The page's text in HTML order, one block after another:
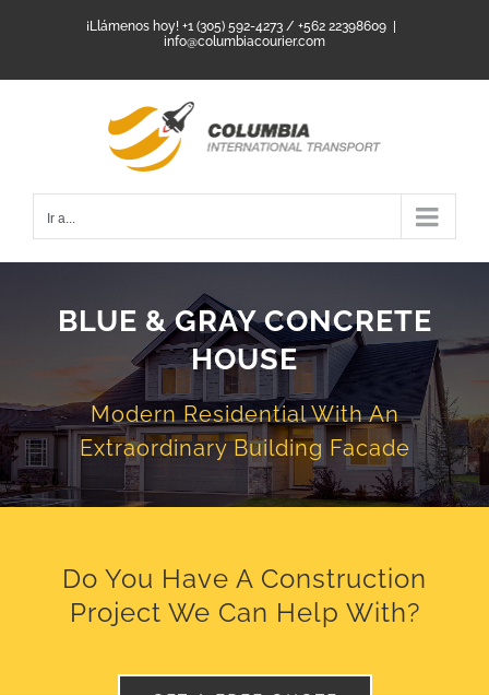
¡Llámenos hoy! +1 (305) 592-4273 / +562 22398609
info@columbiacourier.com
Ir a...
BLUE & GRAY CONCRETE
HOUSE
Modern Residential With An
Extraordinary Building Facade
Do You Have A Construction
Project We Can Help With?